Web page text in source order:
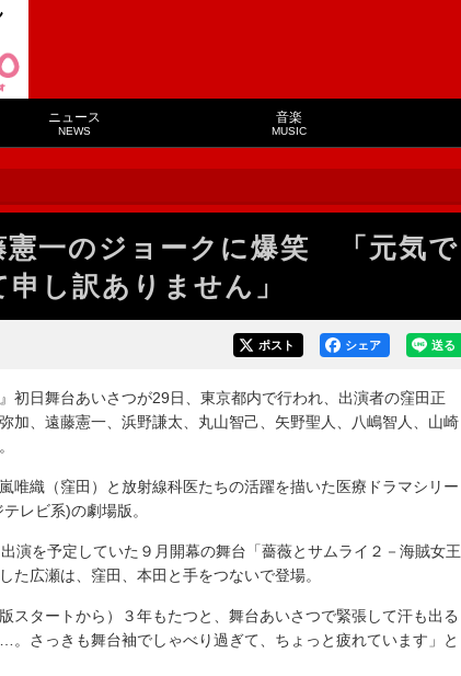
ニュース
NEWS
音楽
MUSIC
憲一のジョークに爆笑 「元気で
し訳ありません」
送る
シェア
ポスト
初日舞台あいさつが29日、東京都内で行われ、出演者の窪田正
加、遠藤憲一、浜野謙太、丸山智己、矢野聖人、八嶋智人、山崎
唯織（窪田）と放射線科医たちの活躍を描いた医療ドラマシリー
レビ系)の劇場版。
演を予定していた９月開幕の舞台「薔薇とサムライ２－海賊女王
た広瀬は、窪田、本田と手をつないで登場。
スタートから）３年もたつと、舞台あいさつで緊張して汗も出る
。さっきも舞台袖でしゃべり過ぎて、ちょっと疲れています」と